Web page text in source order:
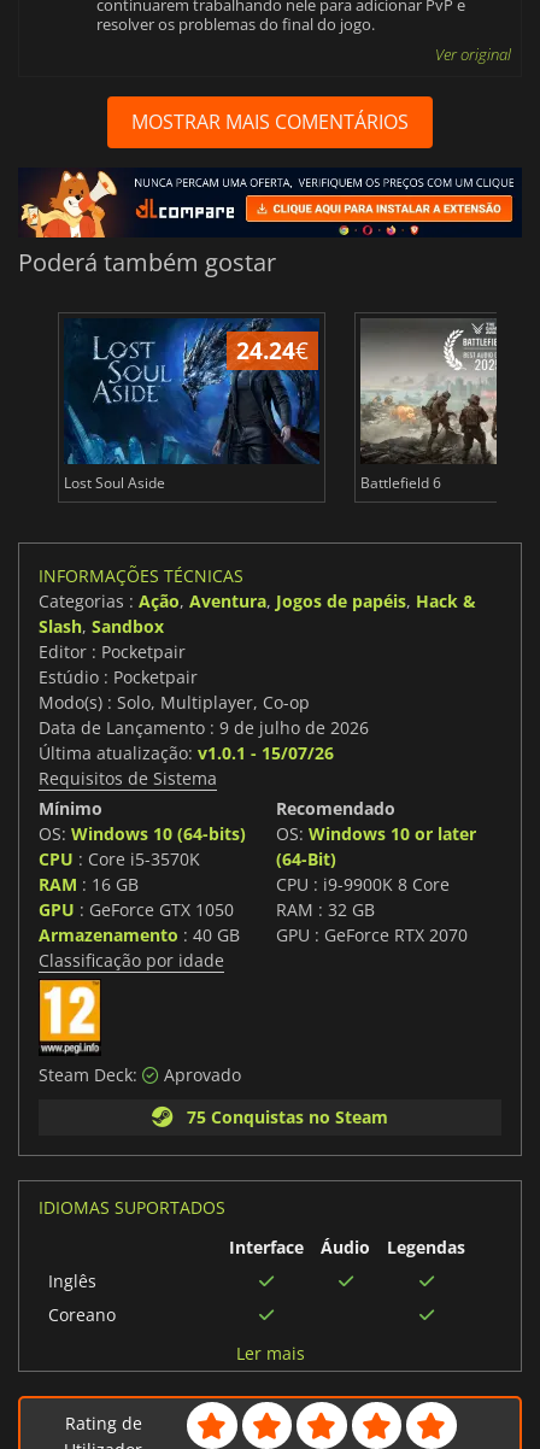
continuarem trabalhando nele para adicionar PvP e
resolver os problemas do final do jogo.
Ver original
MOSTRAR MAIS COMENTÁRIOS
Poderá também gostar
24.24€
Lost Soul Aside Battlefield 6
INFORMAÇÕES TÉCNICAS
Categorias : Ação, Aventura, Jogos de papéis, Hack &
Slash, Sandbox
Editor : Pocketpair
Estúdio : Pocketpair
Modo(s) : Solo, Multiplayer, Co-op
Data de Lançamento : 9 de julho de 2026
Última atualização: v1.0.1 - 15/07/26
Requisitos de Sistema
Mínimo
OS: Windows 10 (64-bits)
CPU : Core i5-3570K
RAM : 16 GB
GPU : GeForce GTX 1050
Armazenamento : 40 GB
Recomendado
OS: Windows 10 or later
(64-Bit)
CPU : i9-9900K 8 Core
RAM : 32 GB
GPU : GeForce RTX 2070
Classificação por idade
Steam Deck:
Aprovado
75 Conquistas no Steam
IDIOMAS SUPORTADOS
Interface
Áudio
Legendas
Inglês
Coreano
Italiano
Ler mais
Rating de